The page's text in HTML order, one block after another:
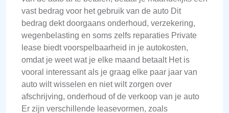
vast bedrag voor het gebruik van de auto Dit
bedrag dekt doorgaans onderhoud, verzekering,
wegenbelasting en soms zelfs reparaties Private
lease biedt voorspelbaarheid in je autokosten,
omdat je weet wat je elke maand betaalt Het is
vooral interessant als je graag elke paar jaar van
auto wilt wisselen en niet wilt zorgen over
afschrijving, onderhoud of de verkoop van je auto
Er zijn verschillende leasevormen, zoals